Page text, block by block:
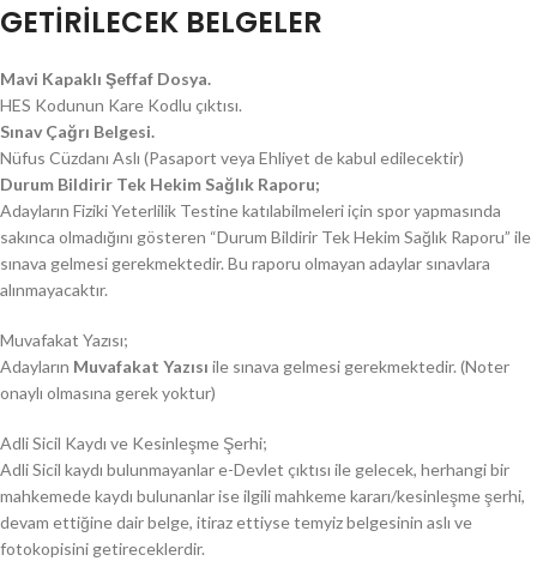
GETİRİLECEK BELGELER
Mavi Kapaklı Şeffaf Dosya.
HES Kodunun Kare Kodlu çıktısı.
Sınav Çağrı Belgesi.
Nüfus Cüzdanı Aslı (Pasaport veya Ehliyet de kabul edilecektir)
Durum Bildirir Tek Hekim Sağlık Raporu;
Adayların Fiziki Yeterlilik Testine katılabilmeleri için spor yapmasında
sakınca olmadığını gösteren “Durum Bildirir Tek Hekim Sağlık Raporu” ile
sınava gelmesi gerekmektedir. Bu raporu olmayan adaylar sınavlara
alınmayacaktır.
Muvafakat Yazısı;
Adayların Muvafakat Yazısı ile sınava gelmesi gerekmektedir. (Noter
onaylı olmasına gerek yoktur)
Adli Sicil Kaydı ve Kesinleşme Şerhi;
Adli Sicil kaydı bulunmayanlar e-Devlet çıktısı ile gelecek, herhangi bir
mahkemede kaydı bulunanlar ise ilgili mahkeme kararı/kesinleşme şerhi,
devam ettiğine dair belge, itiraz ettiyse temyiz belgesinin aslı ve
fotokopisini getireceklerdir.